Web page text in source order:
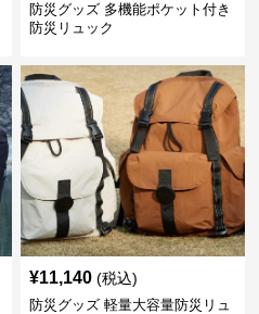
防災グッズ 多機能ポケット付き
防災リュック
¥11,140 (税込)
防災グッズ 軽量大容量防災リュ